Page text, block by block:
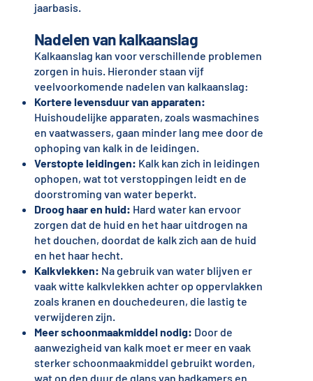
jaarbasis.
Nadelen van kalkaanslag
Kalkaanslag kan voor verschillende problemen
zorgen in huis. Hieronder staan vijf
veelvoorkomende nadelen van kalkaanslag:
Kortere levensduur van apparaten:
Huishoudelijke apparaten, zoals wasmachines
en vaatwassers, gaan minder lang mee door de
ophoping van kalk in de leidingen.
Verstopte leidingen: Kalk kan zich in leidingen
ophopen, wat tot verstoppingen leidt en de
doorstroming van water beperkt.
Droog haar en huid: Hard water kan ervoor
zorgen dat de huid en het haar uitdrogen na
het douchen, doordat de kalk zich aan de huid
en het haar hecht.
Kalkvlekken: Na gebruik van water blijven er
vaak witte kalkvlekken achter op oppervlakken
zoals kranen en douchedeuren, die lastig te
verwijderen zijn.
Meer schoonmaakmiddel nodig: Door de
aanwezigheid van kalk moet er meer en vaak
sterker schoonmaakmiddel gebruikt worden,
wat op den duur de glans van badkamers en